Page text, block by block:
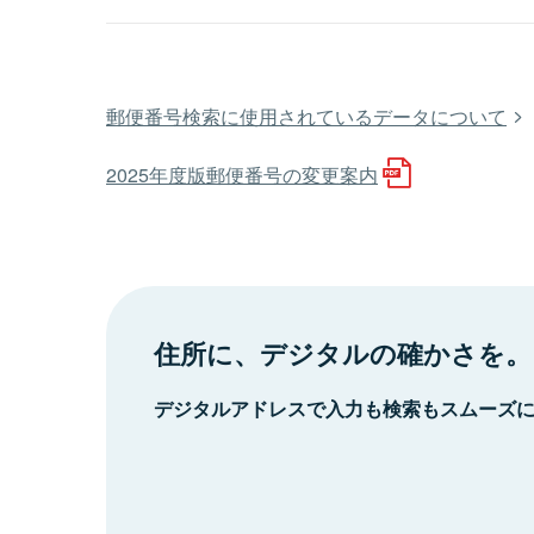
郵便番号検索に使用されているデータについて
2025年度版郵便番号の変更案内
住所に、デジタルの確かさを。
デジタルアドレスで入力も検索もスムーズ